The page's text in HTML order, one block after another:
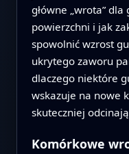
główne „wrota”
powierzchni i jak
spowolnić wzrost
ukrytego zaworu
dlaczego niektóre
wskazuje na nowe
skuteczniej
Komórkowe